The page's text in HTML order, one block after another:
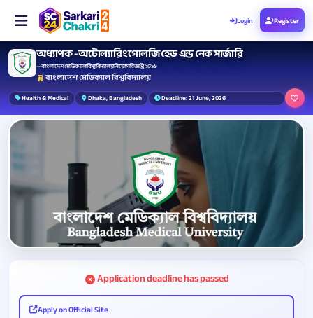
Login Register
অধ্যাপক - অটোল্যারিংগোলজি হেড এন্ড নেক সার্জারি
— বাংলাদেশ মেডিক্যাল বিশ্ববিদ্যালয় নিয়োগ বিজ্ঞপ্তি ২০২৬
বাংলাদেশ মেডিক্যাল বিশ্ববিদ্যালয়
Health & Medical Dhaka, Bangladesh Deadline: 21 June, 2026
Application deadline has passed
Apply on Official Site